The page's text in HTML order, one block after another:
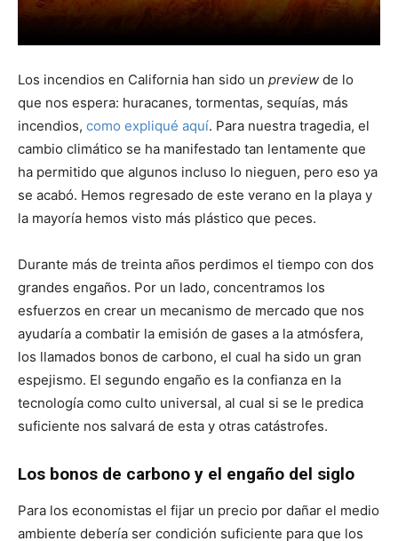
Los incendios en California han sido un preview de lo
que nos espera: huracanes, tormentas, sequías, más
incendios, como expliqué aquí. Para nuestra tragedia, el
cambio climático se ha manifestado tan lentamente que
ha permitido que algunos incluso lo nieguen, pero eso ya
se acabó. Hemos regresado de este verano en la playa y
la mayoría hemos visto más plástico que peces.
Durante más de treinta años perdimos el tiempo con dos
grandes engaños. Por un lado, concentramos los
esfuerzos en crear un mecanismo de mercado que nos
ayudaría a combatir la emisión de gases a la atmósfera,
los llamados bonos de carbono, el cual ha sido un gran
espejismo. El segundo engaño es la confianza en la
tecnología como culto universal, al cual si se le predica
suficiente nos salvará de esta y otras catástrofes.
Los bonos de carbono y el engaño del siglo
Para los economistas el fijar un precio por dañar el medio
ambiente debería ser condición suficiente para que los